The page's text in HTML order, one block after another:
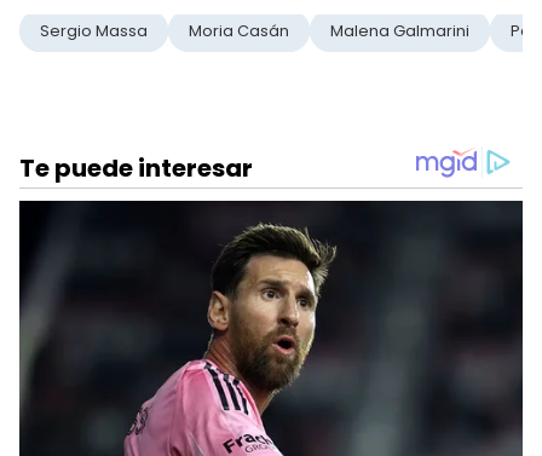
Sergio Massa Moria Casán Malena Galmarini